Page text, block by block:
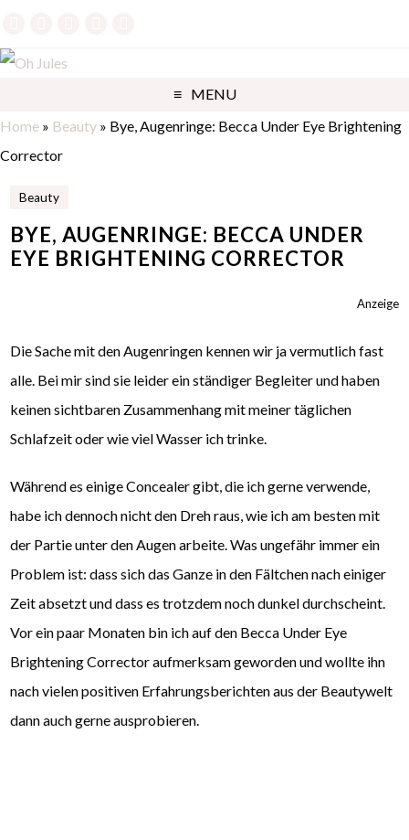
MENU
Home » Beauty » Bye, Augenringe: Becca Under Eye Brightening
Corrector
Beauty
BYE, AUGENRINGE: BECCA UNDER
EYE BRIGHTENING CORRECTOR
Anzeige
Die Sache mit den Augenringen kennen wir ja vermutlich fast
alle. Bei mir sind sie leider ein ständiger Begleiter und haben
keinen sichtbaren Zusammenhang mit meiner täglichen
Schlafzeit oder wie viel Wasser ich trinke.
Während es einige Concealer gibt, die ich gerne verwende,
habe ich dennoch nicht den Dreh raus, wie ich am besten mit
der Partie unter den Augen arbeite. Was ungefähr immer ein
Problem ist: dass sich das Ganze in den Fältchen nach einiger
Zeit absetzt und dass es trotzdem noch dunkel durchscheint.
Vor ein paar Monaten bin ich auf den Becca Under Eye
Brightening Corrector aufmerksam geworden und wollte ihn
nach vielen positiven Erfahrungsberichten aus der Beautywelt
dann auch gerne ausprobieren.